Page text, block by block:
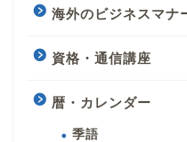
海外のビジネスマナ
資格・通信講座
暦・カレンダー
季語